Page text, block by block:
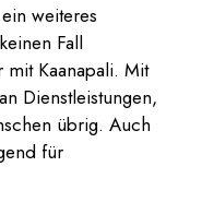
weiteres
Fall
mit Kaanapali. Mit
Dienstleistungen,
übrig. Auch
für